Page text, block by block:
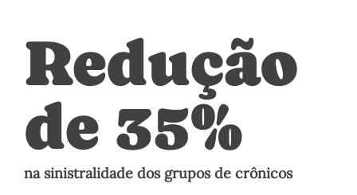
Redução
de 35%
na sinistralidade dos grupos de crônicos